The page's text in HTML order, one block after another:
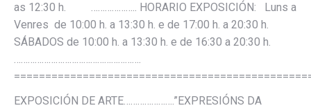
as 12:30 h. ……………….. HORARIO EXPOSICIÓN: Luns a
Venres de 10:00 h. a 13:30 h. e de 17:00 h. a 20:30 h.
SÁBADOS de 10:00 h. a 13:30 h. e de 16:30 a 20:30 h.
……………………………………………….
EXPOSICIÓN DE ARTE………………….”EXPRESIÓNS DA